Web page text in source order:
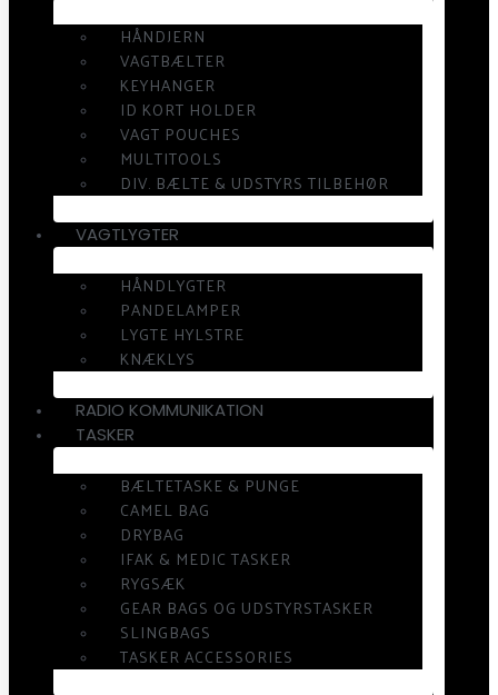
HÅNDJERN
VAGTBÆLTER
KEYHANGER
ID KORT HOLDER
VAGT POUCHES
MULTITOOLS
DIV. BÆLTE & UDSTYRS TILBEHØR
VAGTLYGTER
HÅNDLYGTER
PANDELAMPER
LYGTE HYLSTRE
KNÆKLYS
RADIO KOMMUNIKATION
TASKER
BÆLTETASKE & PUNGE
CAMEL BAG
DRYBAG
IFAK & MEDIC TASKER
RYGSÆK
GEAR BAGS OG UDSTYRSTASKER
SLINGBAGS
TASKER ACCESSORIES